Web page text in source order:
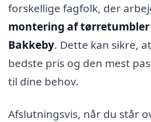
forskellige fagfolk, der
montering af
Bakkeby. Dette kan sikre,
bedste pris og den mest
til dine behov.
Afslutningsvis, når du står